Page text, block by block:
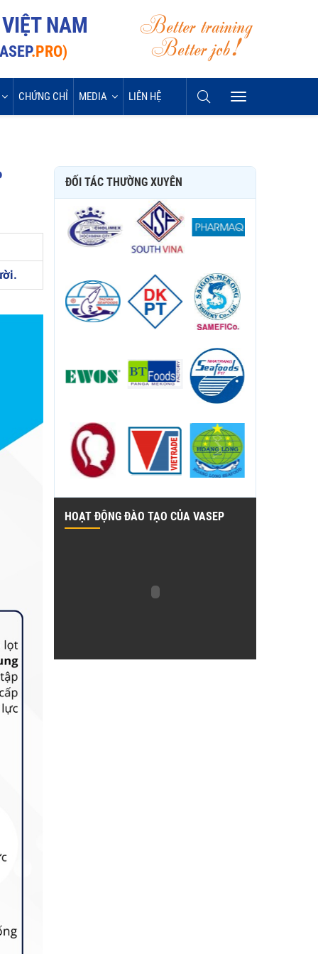
NAM
.PRO)
Better training
Better job!
CHỨNG CHỈ MEDIA LIÊN HỆ
ĐỐI TÁC THƯỜNG XUYÊN
HOẠT ĐỘNG ĐÀO TẠO CỦA VASEP